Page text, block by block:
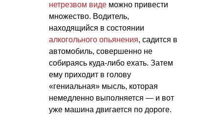
нетрезвом виде можно привести
множество. Водитель,
находящийся в состоянии
алкогольного опьянения, садится в
автомобиль, совершенно не
собираясь куда-либо ехать. Затем
ему приходит в голову
«гениальная» мысль, которая
немедленно выполняется — и вот
уже машина двигается по дороге.